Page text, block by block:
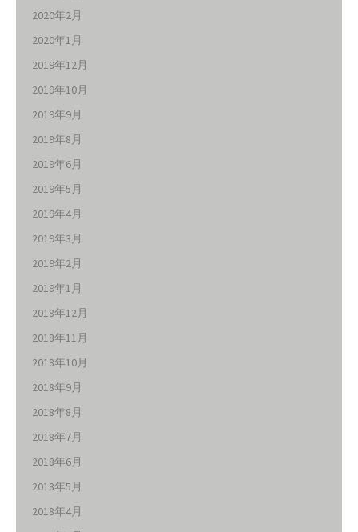
2020年2月
2020年1月
2019年12月
2019年10月
2019年9月
2019年8月
2019年6月
2019年5月
2019年4月
2019年3月
2019年2月
2019年1月
2018年12月
2018年11月
2018年10月
2018年9月
2018年8月
2018年7月
2018年6月
2018年5月
2018年4月